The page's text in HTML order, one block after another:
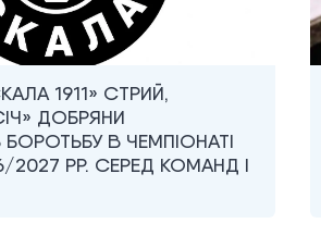
1911» СТРИЙ,
ДОБРЯНИ
В ЧЕМПІОНАТІ
2027 РР. СЕРЕД КОМАНД I